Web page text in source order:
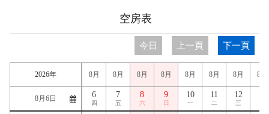
空房表
今日 上一頁 下一頁
2026年 8月
6
四
8月
7
五
8月
8
六
8月
9
日
8月
10
一
8月
11
二
8月
12
三
8月
13